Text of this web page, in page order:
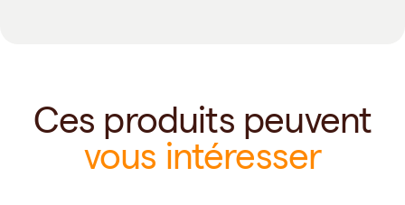
Ces produits peuvent
vous intéresser